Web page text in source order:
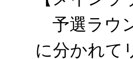
予選ラウ
に分かれて